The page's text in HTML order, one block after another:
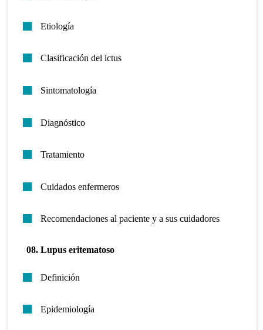
Etiología
Clasificación del ictus
Sintomatología
Diagnóstico
Tratamiento
Cuidados enfermeros
Recomendaciones al paciente y a sus cuidadores
08. Lupus eritematoso
Definición
Epidemiología